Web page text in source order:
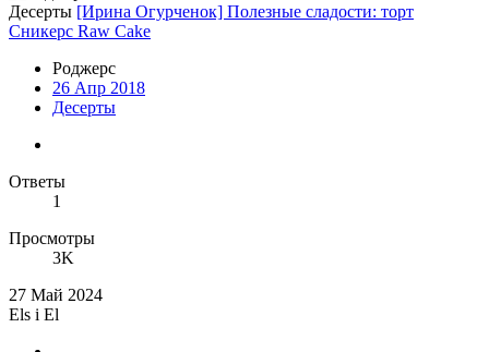
Десерты [Ирина Огурченок] Полезные сладости: торт
Сникерс Raw Cake
Роджерc
26 Апр 2018
Десерты
Ответы
1
Просмотры
3K
27 Май 2024
Els i El